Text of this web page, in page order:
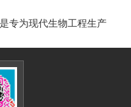
专为现代生物工程生产